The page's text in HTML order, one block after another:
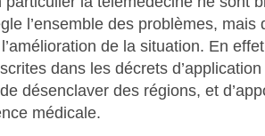
l’ensemble des problèmes, mais
de la situation. En
dans les décrets
désenclaver des régions, et
médicale.